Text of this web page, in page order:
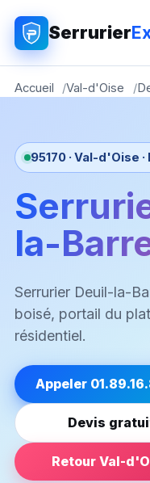
Serrurier
Accueil Val-d'Oise
95170 · Val-d'Oise
la-
Serrurier Deuil-la-
boisé, portail du
résidentiel.
Appeler
Devis
Retour Val-